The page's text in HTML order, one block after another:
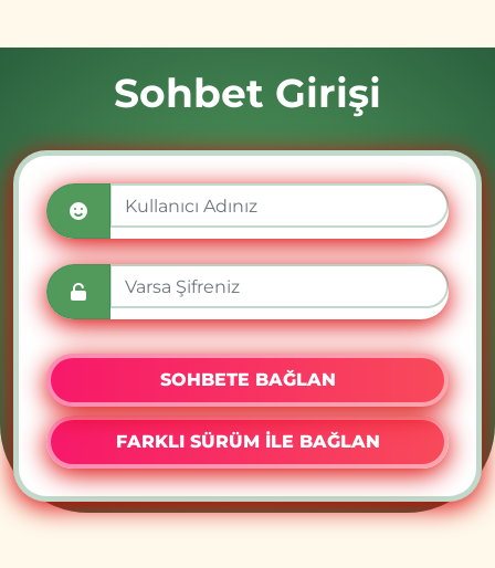
Sohbet Girişi
SOHBETE BAĞLAN
FARKLI SÜRÜM İLE BAĞLAN